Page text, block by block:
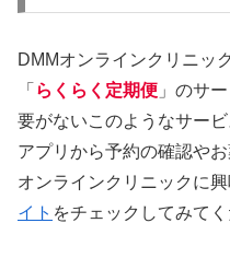
DMMオンラインクリニッ
「 らくらく定期便 」のサ
要がないこのようなサー
アプリから予約の確認や
オンラインクリニックに
イト をチェックしてみてく